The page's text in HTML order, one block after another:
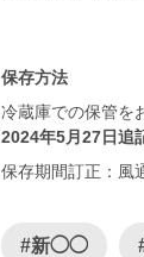
保存方法
冷蔵庫での保管を
2024年5月27日追
保存期間訂正：風
#新◯◯